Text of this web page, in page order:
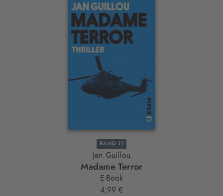
Interaktives
BAND 11
Jan Guillou
Madame Terror
E-Book
4,99 €